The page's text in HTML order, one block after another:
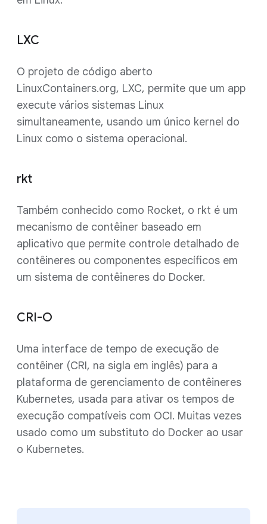
LXC
O projeto de código aberto
LinuxContainers.org, LXC, permite que um app
execute vários sistemas Linux
simultaneamente, usando um único kernel do
Linux como o sistema operacional.
rkt
Também conhecido como Rocket, o rkt é um
mecanismo de contêiner baseado em
aplicativo que permite controle detalhado de
contêineres ou componentes específicos em
um sistema de contêineres do Docker.
CRI-O
Uma interface de tempo de execução de
contêiner (CRI, na sigla em inglês) para a
plataforma de gerenciamento de contêineres
Kubernetes, usada para ativar os tempos de
execução compatíveis com OCI. Muitas vezes
usado como um substituto do Docker ao usar
o Kubernetes.